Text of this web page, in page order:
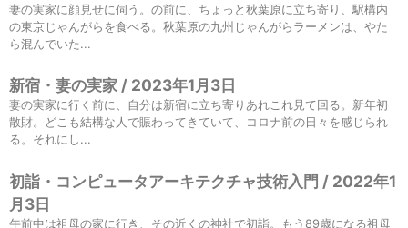
妻の実家に顔見せに伺う。の前に、ちょっと秋葉原に立ち寄り、駅構内
の東京じゃんがらを食べる。秋葉原の九州じゃんがらラーメンは、やた
ら混んでいた...
新宿・妻の実家 / 2023年1月3日
妻の実家に行く前に、自分は新宿に立ち寄りあれこれ見て回る。新年初
散財。どこも結構な人で賑わってきていて、コロナ前の日々を感じられ
る。それにし...
初詣・コンピュータアーキテクチャ技術入門 / 2022年1
月3日
午前中は祖母の家に行き、その近くの神社で初詣。もう89歳になる祖母